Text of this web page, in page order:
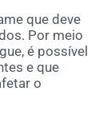
que deve
Por meio
é possível
e que
o